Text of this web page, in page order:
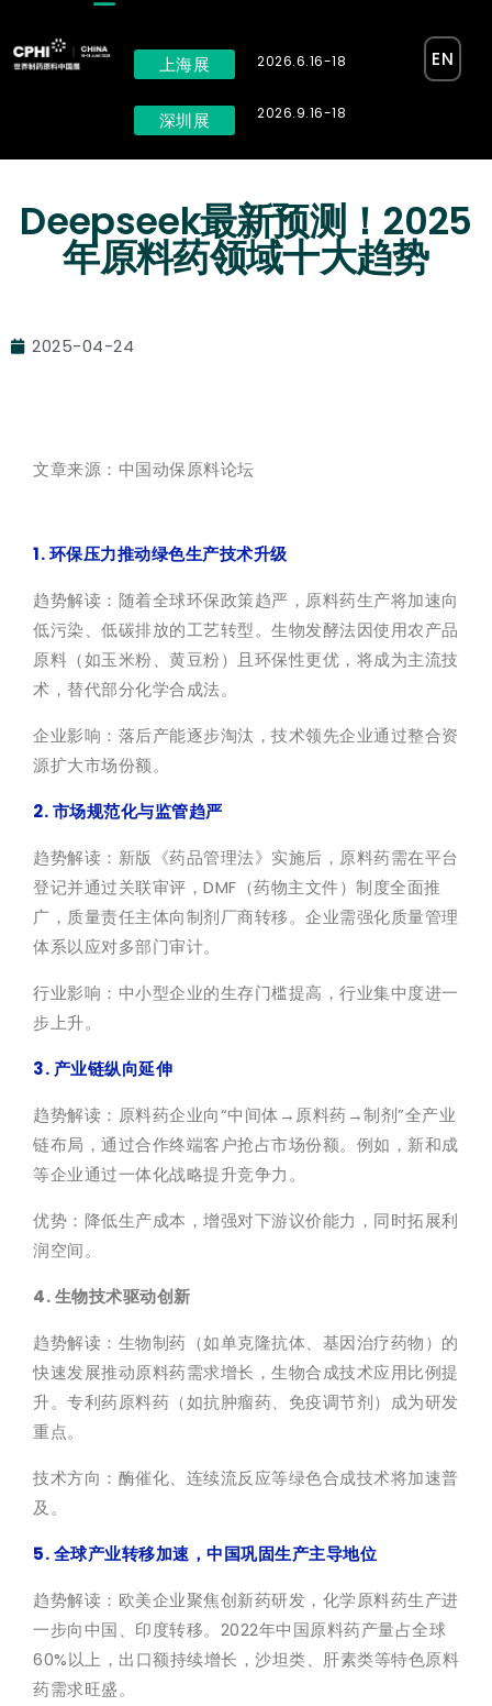
上海展
深圳展
2026.6.16-18
2026.9.16-18
EN
Deepseek最新预测！2025
年原料药领域十大趋势
2025-04-24
文章来源：中国动保原料论坛
1. 环保压力推动绿色生产技术升级
趋势解读：随着全球环保政策趋严，原料药生产将加速向
低污染、低碳排放的工艺转型。生物发酵法因使用农产品
原料（如玉米粉、黄豆粉）且环保性更优，将成为主流技
术，替代部分化学合成法。
企业影响：落后产能逐步淘汰，技术领先企业通过整合资
源扩大市场份额。
2. 市场规范化与监管趋严
趋势解读：新版《药品管理法》实施后，原料药需在平台
登记并通过关联审评， DMF （药物主文件）制度全面推
广，质量责任主体向制剂厂商转移。企业需强化质量管理
体系以应对多部门审计。
行业影响：中小型企业的生存门槛提高，行业集中度进一
步上升。
3. 产业链纵向延伸
趋势解读：原料药企业向“中间体→原料药→制剂”全产业
链布局，通过合作终端客户抢占市场份额。例如，新和成
等企业通过一体化战略提升竞争力。
优势：降低生产成本，增强对下游议价能力，同时拓展利
润空间。
4. 生物技术驱动创新
趋势解读：生物制药（如单克隆抗体、基因治疗药物）的
快速发展推动原料药需求增长，生物合成技术应用比例提
升。专利药原料药（如抗肿瘤药、免疫调节剂）成为研发
重点。
技术方向：酶催化、连续流反应等绿色合成技术将加速普
及。
5. 全球产业转移加速，中国巩固生产主导地位
趋势解读：欧美企业聚焦创新药研发，化学原料药生产进
一步向中国、印度转移。2022年中国原料药产量占全球
60%以上，出口额持续增长， 沙坦类、肝素类等特色原料
药需求旺盛。